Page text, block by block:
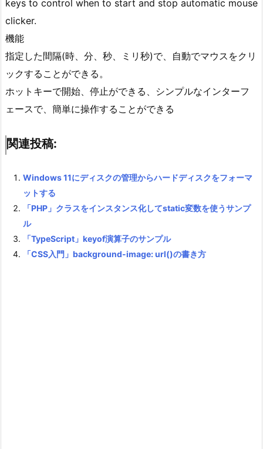
keys to control when to start and stop automatic mouse
clicker.
機能
指定した間隔(時、分、秒、ミリ秒)で、自動でマウスをクリ
ックすることができる。
ホットキーで開始、停止ができる、シンプルなインターフ
ェースで、簡単に操作することができる
関連投稿:
Windows 11にディスクの管理からハードディスクをフォーマ
ットする
「PHP」クラスをインスタンス化してstatic変数を使うサンプ
ル
「TypeScript」keyof演算子のサンプル
「CSS入門」background-image: url()の書き方